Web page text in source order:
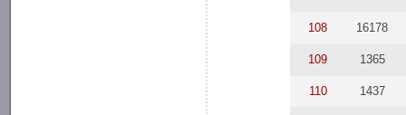
108 16178
109 1365
110 1437